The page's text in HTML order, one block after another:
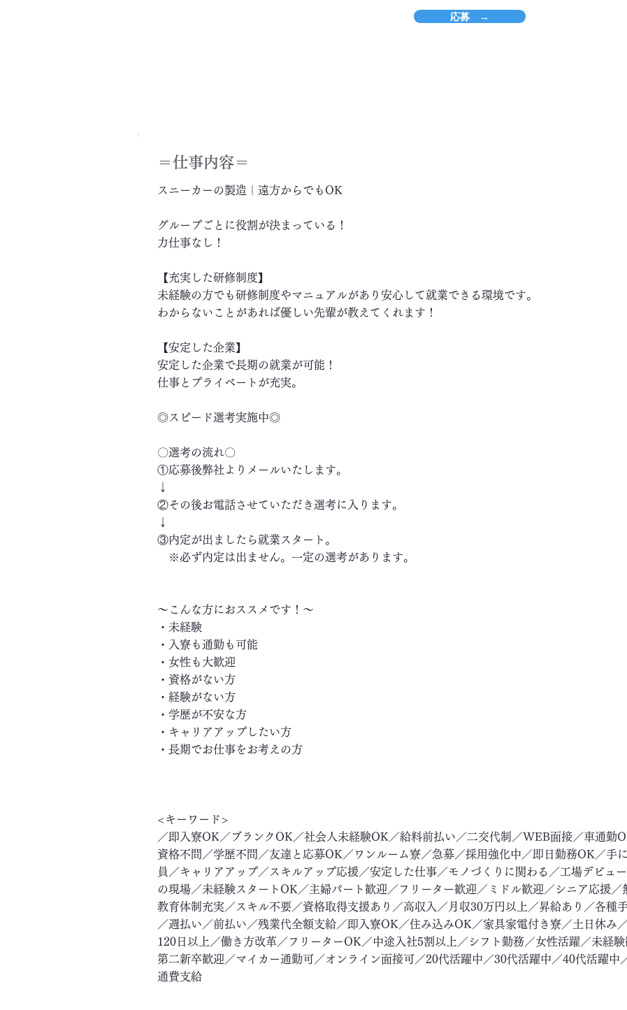
応募 →
＝​仕事内容＝
スニーカーの製造｜遠方からでもOK
グループごとに役割が決まっている！
力仕事なし！
【充実した研修制度】
未経験の方でも研修制度やマニュアルがあり安心して就業できる環境です。
わからないことがあれば優しい先輩が教えてくれます！
【安定した企業】
安定した企業で長期の就業が可能！
仕事とプライベートが充実。
◎スピード選考実施中◎
〇選考の流れ〇
①応募後弊社よりメールいたします。
↓
②その後お電話させていただき選考に入ります。
↓
③内定が出ましたら就業スタート。
※必ず内定は出ません。一定の選考があります。
～こんな方におススメです！～
・未経験
・入寮も通勤も可能
・女性も大歓迎
・資格がない方
・経験がない方
・学歴が不安な方
・キャリアアップしたい方
・長期でお仕事をお考えの方
<キーワード>
／即入寮OK／ブランクOK／社会人未経験OK／給料前払い／二交代制／WEB面接／車通勤
資格不問／学歴不問／友達と応募OK／ワンルーム寮／急募／採用強化中／即日勤務OK／手
員／キャリアアップ／スキルアップ応援／安定した仕事／モノづくりに関わる／工場デビュ
の現場／未経験スタートOK／主婦パート歓迎／フリーター歓迎／ミドル歓迎／シニア応援
教育体制充実／スキル不要／資格取得支援あり／高収入／月収30万円以上／昇給あり／各種
／週払い／前払い／残業代全額支給／即入寮OK／住み込みOK／家具家電付き寮／土日休み
120日以上／働き方改革／フリーターOK／中途入社5割以上／シフト勤務／女性活躍／未経
第二新卒歓迎／マイカー通勤可／オンライン面接可／20代活躍中／30代活躍中／40代活躍中
通費支給